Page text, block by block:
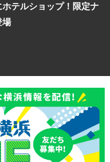
テルショップ！限定ナ
場